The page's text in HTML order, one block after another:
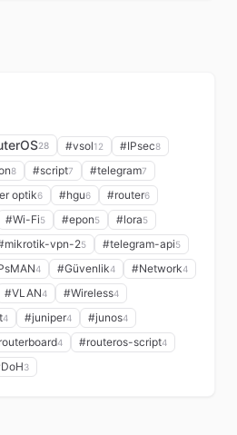
28 #vsol12 #IPsec8
8 #script7 #telegram7
optik6 #hgu6 #router6
#Wi-Fi5 #epon5 #lora5
vpn-25 #telegram-api5
4 #Güvenlik4 #Network4
#VLAN4 #Wireless4
4 #juniper4 #junos4
4 #routeros-script4
3